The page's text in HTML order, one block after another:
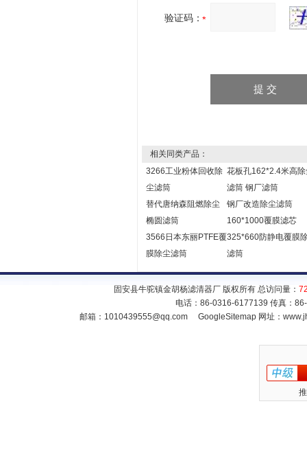
验证码：
相关同类产品：
3266工业粉体回收除
尘滤筒
花板孔162*2.4米高除
滤筒 钢厂滤筒
替代唐纳森阻燃除尘
椭圆滤筒
钢厂改造除尘滤筒
160*1000覆膜滤芯
3566日本东丽PTFE覆
膜除尘滤筒
325*660防静电覆膜
滤筒
固安县牛驼镇金胡杨滤清器厂 版权所有 总访问量：
电话：86-0316-6177139 传真：
邮箱： 1010439555@qq.com GoogleSitemap网址：